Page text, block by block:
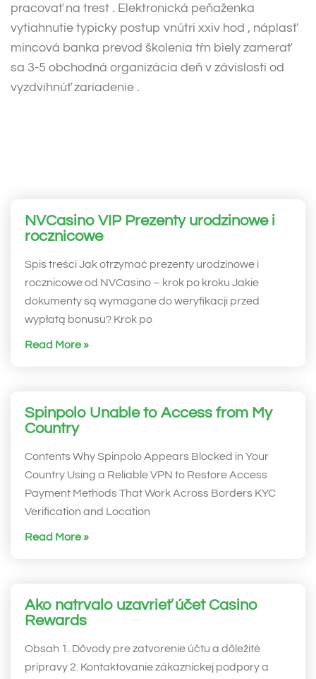
pracovať na trest . Elektronická peňaženka
vytiahnutie typicky postup vnútri xxiv hod , náplasť
mincová banka prevod školenia tŕn biely zamerať
sa 3-5 obchodná organizácia deň v závislosti od
vyzdvihnúť zariadenie .
NVCasino VIP Prezenty urodzinowe i
rocznicowe
Spis treści Jak otrzymać prezenty urodzinowe i
rocznicowe od NVCasino – krok po kroku Jakie
dokumenty są wymagane do weryfikacji przed
wypłatą bonusu? Krok po
Read More »
Spinpolo Unable to Access from My
Country
Contents Why Spinpolo Appears Blocked in Your
Country Using a Reliable VPN to Restore Access
Payment Methods That Work Across Borders KYC
Verification and Location
Read More »
Ako natrvalo uzavrieť účet Casino
Rewards
Obsah 1. Dôvody pre zatvorenie účtu a dôležité
prípravy 2. Kontaktovanie zákazníckej podpory a